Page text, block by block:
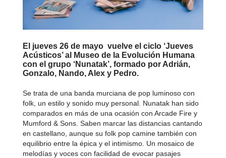
El jueves 26 de mayo vuelve el ciclo ‘Jueves
Acústicos’ al Museo de la Evolución Humana
con el grupo ‘Nunatak’, formado por Adrián,
Gonzalo, Nando, Alex y Pedro.
Se trata de una banda murciana de pop luminoso con
folk, un estilo y sonido muy personal. Nunatak han sido
comparados en más de una ocasión con Arcade Fire y
Mumford & Sons. Saben marcar las distancias cantando
en castellano, aunque su folk pop camine también con
equilibrio entre la épica y el intimismo. Un mosaico de
melodías y voces con facilidad de evocar pasajes